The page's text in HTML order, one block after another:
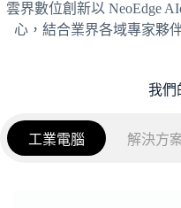
雲界數位創新以 NeoEdge
心，結合業界各域專家夥
我們
工業電腦 解決方